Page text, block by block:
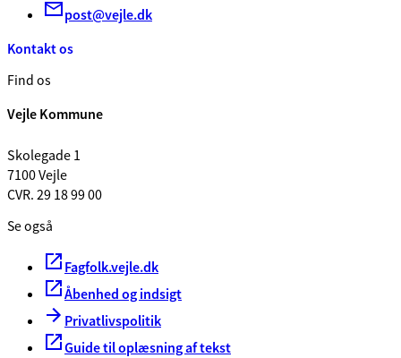
post@vejle.dk
Kontakt os
Find os
Vejle Kommune
Skolegade 1
7100 Vejle
CVR. 29 18 99 00
Se også
Fagfolk.vejle.dk
Åbenhed og indsigt
Privatlivspolitik
Guide til oplæsning af tekst